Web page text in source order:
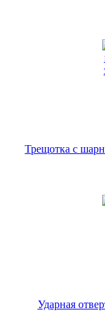
Трещотка c
Ударная